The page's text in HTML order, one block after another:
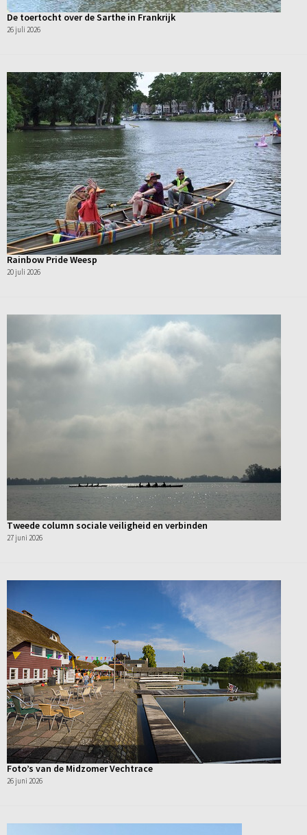
De toertocht over de Sarthe in Frankrijk
26 juli 2026
Rainbow Pride Weesp
20 juli 2026
Tweede column sociale veiligheid en verbinden
27 juni 2026
Foto’s van de Midzomer Vechtrace
26 juni 2026